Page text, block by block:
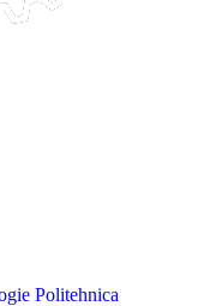
Politehnica